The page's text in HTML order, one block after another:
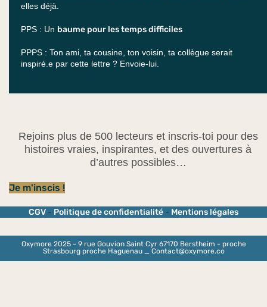
elles déjà.
PPS : Un baume pour les temps difficiles
PPPS : Ton ami, ta cousine, ton voisin, ta collègue serait
inspiré.e par cette lettre ? Envoie-lui.
Rejoins plus de 500 lecteurs et inscris-toi pour des
histoires vraies, inspirantes, et des ouvertures à
d’autres possibles…
Je m'inscis !
CGV - Politique de confidentialité - Mentions légales
Oxymore 2025 - 9 rue Gouvion Saint Cyr 67170 Berstheim - proche
Strasbourg proche Haguenau _ Contact@oxymore.co